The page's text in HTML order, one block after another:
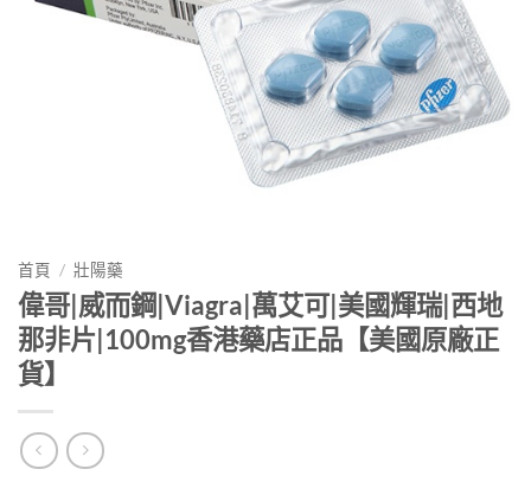
首頁 / 壯陽藥
偉哥|威而鋼|Viagra|萬艾可|美國輝瑞|西地
那非片|100mg香港藥店正品【美國原廠正
貨】